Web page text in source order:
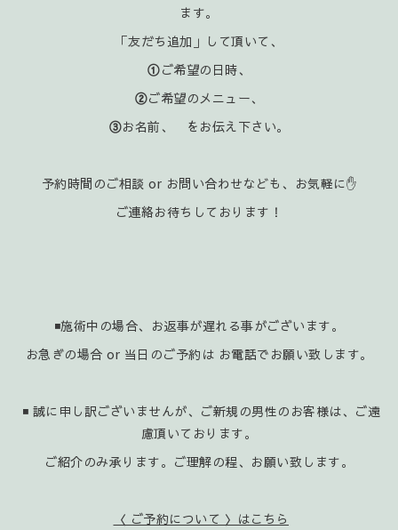
ます。
「友だち追加」して頂いて、
①ご希望の日時、
②ご希望のメニュー、
③お名前、 をお伝え下さい。
予約時間のご相談 or お問い合わせなども、お気軽に✋️
ご連絡お待ちしております！
◾施術中の場合、お返事が遅れる事がございます。
お急ぎの場合 or 当日のご予約は お電話でお願い致します。
◾ 誠に申し訳ございませんが、ご新規の男性のお客様は、ご遠
慮頂いております。
ご紹介のみ承ります。ご理解の程、お願い致します。
〈 ご予約について 〉はこちら